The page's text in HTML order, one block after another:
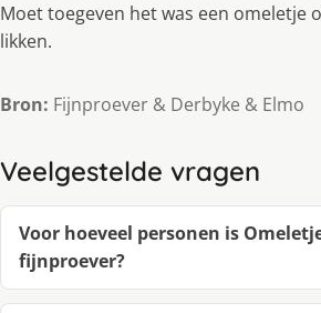
Moet toegeven het was een omeletje
likken.
Bron: Fijnproever & Derbyke & Elmo
Veelgestelde vragen
Voor hoeveel personen is
fijnproever?